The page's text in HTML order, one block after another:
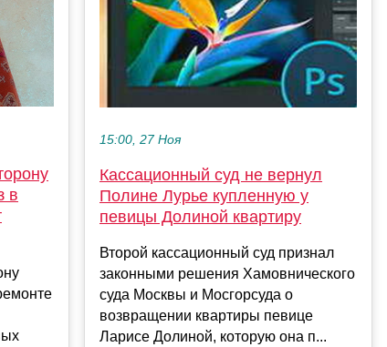
в
15:00, 27 Ноя
Кассационный суд не вернул
Полине Лурье купленную у
певицы Долиной квартиру
Второй кассационный суд признал
законными решения Хамовнического
суда Москвы и Мосгорсуда о
возвращении квартиры певице
Ларисе Долиной, которую она п...